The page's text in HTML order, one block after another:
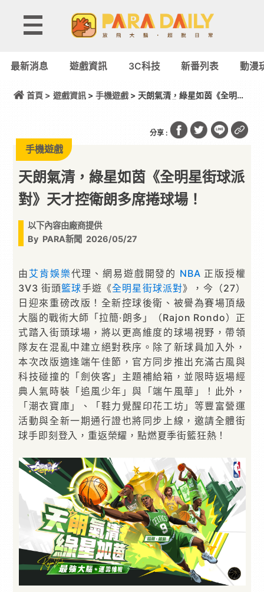
最新消息 遊戲資訊 3C科技 新番列表 動漫
首頁 > 遊戲資訊> 手機遊戲> 天朗氣清，綠星如茵《全明星
分享 :
手機遊戲
天朗氣清，綠星如茵《全明星街球派
對》天才控衛朗多席捲球場！
以下內容由廠商提供
By PARA新聞 2026/05/27
由 艾肯娛樂代理、網易遊戲開發的 NBA 正版授權
3V3 街頭籃球手遊《全明星街球派對》，今（27）
日迎來重磅改版！全新控球後衛、被譽為賽場頂級
大腦的戰術大師「拉簡·朗多」（Rajon Rondo）正
式踏入街頭球場，將以更高維度的球場視野，帶領
隊友在混亂中建立絕對秩序。除了新球員加入外，
本次改版適逢端午佳節，官方同步推出充滿古風與
科技碰撞的「劍俠客」主題補給箱，並限時返場經
典人氣時裝「追風少年」與「端午風華」！此外，
「潮衣寶庫」、「鞋力覺醒印花工坊」等豐富營運
活動與全新一期通行證也將同步上線，邀請全體街
球手即刻登入，重返榮耀，點燃夏季街籃狂熱！